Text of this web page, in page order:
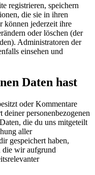
registrieren, speichern
die sie in ihren
können jederzeit ihre
oder löschen (der
Administratoren der
einsehen und
Daten hast
oder Kommentare
deiner personenbezogenen
die du uns mitgeteilt
aller
gespeichert haben,
die wir aufgrund